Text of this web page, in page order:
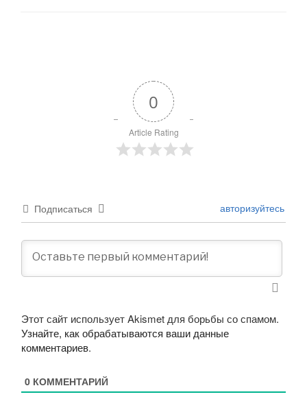
0
Article Rating
Подписаться авторизуйтесь
Этот сайт использует Akismet для борьбы со спамом.
Узнайте, как обрабатываются ваши данные
комментариев.
0 КОММЕНТАРИЙ